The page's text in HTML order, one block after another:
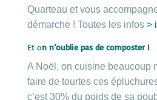
Quarteau et vous
démarche ! Toutes les infos >
Et on n’oublie pas de composter !
A Noël, on cuisine beaucoup
faire de tourtes ces
c’est 30% du poids de sa